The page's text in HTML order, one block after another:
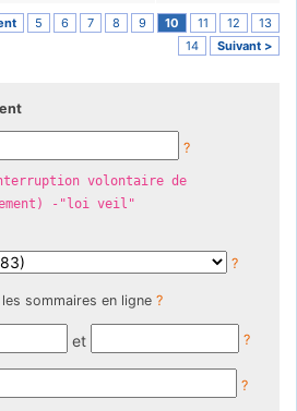
5 6 7 8 9 10 11 12
13
14
Suivant >
?
volontaire de
-"loi veil"
?
sommaires en ligne ?
et ?
?